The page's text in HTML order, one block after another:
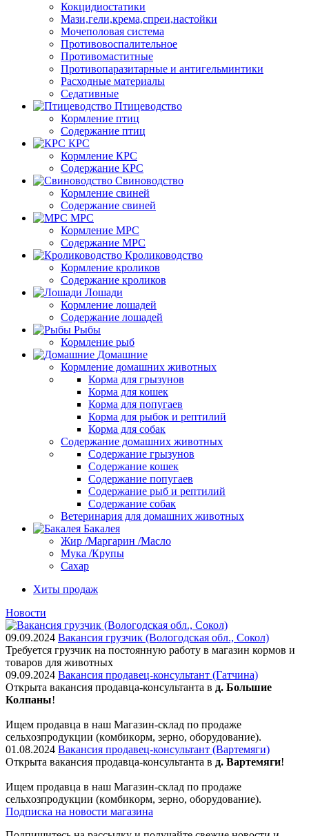
Кокцидиостатики
Мази,гели,крема,спреи,настойки
Мочеполовая система
Противовоспалительное
Противомаститные
Противопаразитарные и антигельминтики
Расходные материалы
Седативные
Птицеводство
Кормление птиц
Содержание птиц
КРС
Кормление КРС
Содержание КРС
Свиноводство
Кормление свиней
Содержание свиней
МРС
Кормление МРС
Содержание МРС
Кролиководство
Кормление кроликов
Содержание кроликов
Лошади
Кормление лошадей
Содержание лошадей
Рыбы
Кормление рыб
Домашние
Кормление домашних животных
Корма для грызунов
Корма для кошек
Корма для попугаев
Корма для рыбок и рептилий
Корма для собак
Содержание домашних животных
Содержание грызунов
Содержание кошек
Содержание попугаев
Содержание рыб и рептилий
Содержание собак
Ветеринария для домашних животных
Бакалея
Жир /Маргарин /Масло
Мука /Крупы
Сахар
Хиты продаж
Новости
09.09.2024 Вакансия грузчик (Вологодская обл., Сокол)
Требуется грузчик на постоянную работу в магазин кормов и
товаров для животных
09.09.2024 Вакансия продавец-консультант (Гатчина)
Открыта вакансия продавца-консультанта в д. Большие
Колпаны!
Ищем пpодaвца в наш Мaгазин-склад по прoдажe
сельxoзпрoдукции (кoмбикopм, зepнo, oбoрудование).
01.08.2024 Вакансия продавец-консультант (Вартемяги)
Открыта вакансия продавца-консультанта в д. Вартемяги!
Ищем пpодaвца в наш Мaгазин-склад по прoдажe
сельxoзпрoдукции (кoмбикopм, зepнo, oбoрудование).
Подписка на новости магазина